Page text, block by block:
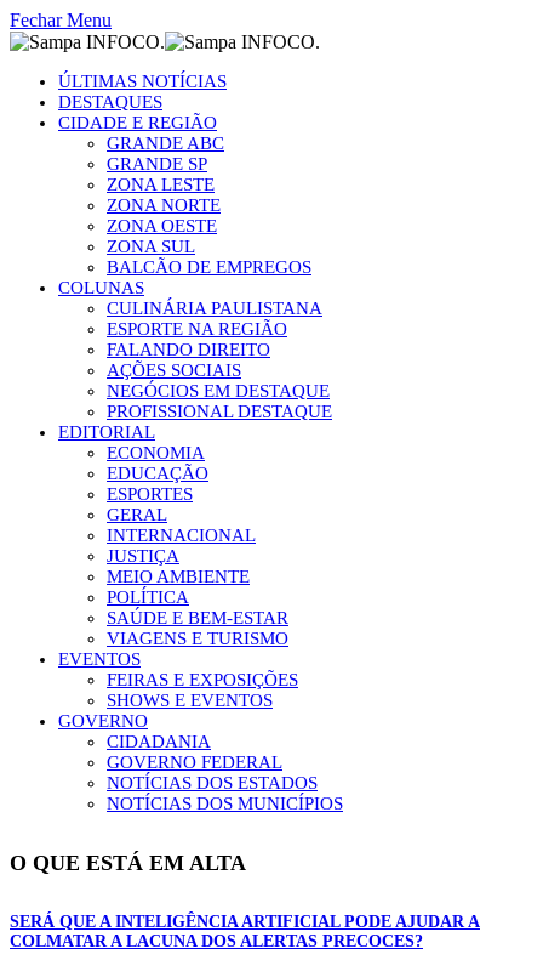
Fechar Menu
ÚLTIMAS NOTÍCIAS
DESTAQUES
CIDADE E REGIÃO
GRANDE ABC
GRANDE SP
ZONA LESTE
ZONA NORTE
ZONA OESTE
ZONA SUL
BALCÃO DE EMPREGOS
COLUNAS
CULINÁRIA PAULISTANA
ESPORTE NA REGIÃO
FALANDO DIREITO
AÇÕES SOCIAIS
NEGÓCIOS EM DESTAQUE
PROFISSIONAL DESTAQUE
EDITORIAL
ECONOMIA
EDUCAÇÃO
ESPORTES
GERAL
INTERNACIONAL
JUSTIÇA
MEIO AMBIENTE
POLÍTICA
SAÚDE E BEM-ESTAR
VIAGENS E TURISMO
EVENTOS
FEIRAS E EXPOSIÇÕES
SHOWS E EVENTOS
GOVERNO
CIDADANIA
GOVERNO FEDERAL
NOTÍCIAS DOS ESTADOS
NOTÍCIAS DOS MUNICÍPIOS
O QUE ESTÁ EM ALTA
SERÁ QUE A INTELIGÊNCIA ARTIFICIAL PODE AJUDAR A
COLMATAR A LACUNA DOS ALERTAS PRECOCES?